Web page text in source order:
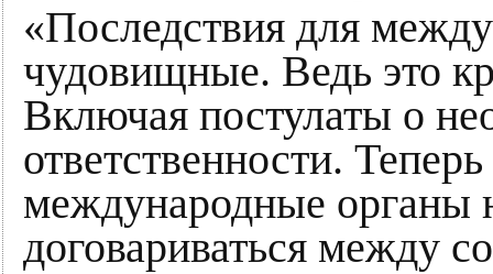
«Последствия для
чудовищные. Ведь это
Включая постулаты о
ответственности.
международные органы
договариваться между